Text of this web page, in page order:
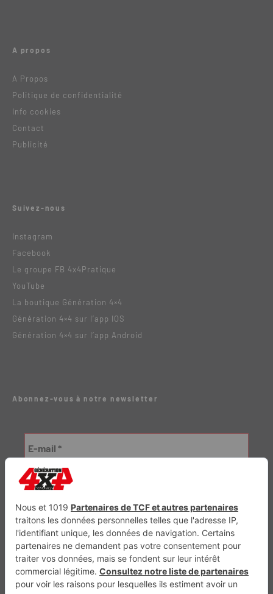
A propos
A Propos
Politique de confidentialité
Info cookies
Contact
Publicité
Suivez-nous
Instagram
Facebook
Le groupe FB 4x4Pratique
YouTube
La boutique Génération 4×4
Génération 4×4 sur l’app IOS
Génération 4×4 sur l’app Android
Abonnez-vous à notre newsletter
Génération Electrique Génération Sans Permis VTTAE.fr FullAttack